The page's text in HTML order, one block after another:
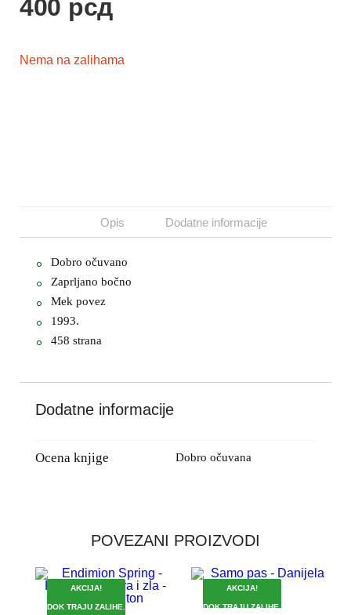
400 рсд
Nema na zalihama
Opis Dodatne informacije
Dobro očuvano
Zaprljano bočno
Mek povez
1993.
458 strana
Dodatne informacije
Ocena knjige Dobro očuvana
POVEZANI PROIZVODI
AKCIJA!
DOK TRAJU ZALIHE.
AKCIJA!
DOK TRAJU ZALIHE.